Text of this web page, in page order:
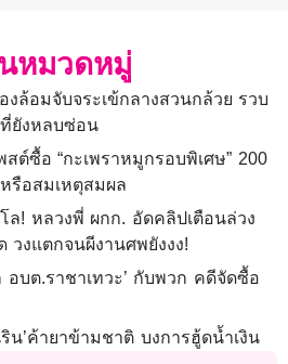
หมวดหมู่
งล้อมจับจระเข้กลางสวนกล้วย รวบ
ที่ยังหลบซ่อน
ต์ซื้อ “กะเพราหมูกรอบพิเศษ” 200
รือสมเหตุสมผล
! หลวงพี่ ผกก. อัดคลิปเตือนล่วง
วงแตกจนผีงานศพยังงง!
อบต.ราชาเทวะ’ กับพวก คดีจัดซื้อ
น’ค้ายาข้ามชาติ บงการฮู้ดน้ำเงิน